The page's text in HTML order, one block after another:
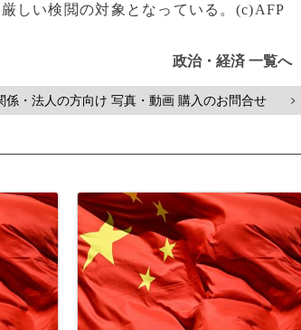
しい検閲の対象となっている。(c)AFP
政治・経済 一覧へ
係・法人の方向け 写真・動画 購入のお問合せ >